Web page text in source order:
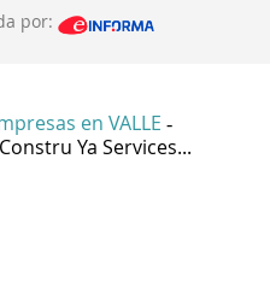
por:
en VALLE -
Constru Ya Services...